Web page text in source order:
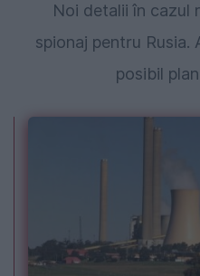
Noi detalii în cazul
spionaj pentru
posibil